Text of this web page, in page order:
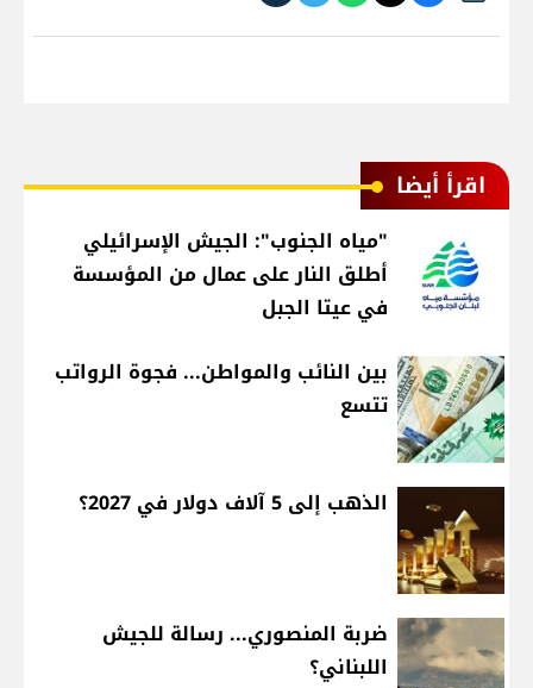
اقرأ أيضا
"مياه الجنوب": الجيش الإسرائيلي
أطلق النار على عمال من المؤسسة
في عيتا الجبل
بين النائب والمواطن... فجوة الرواتب
تتسع
الذهب إلى 5 آلاف دولار في 2027؟
ضربة المنصوري... رسالة للجيش
اللبناني؟